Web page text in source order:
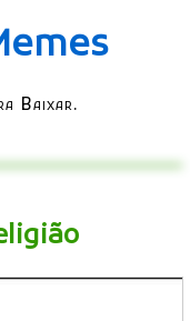
Baixar.